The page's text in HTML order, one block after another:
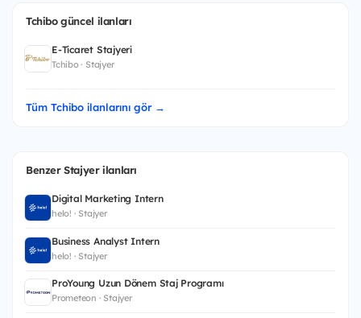
Tchibo güncel ilanları
E-Ticaret Stajyeri
Tchibo · Stajyer
Tüm Tchibo ilanlarını gör →
Benzer Stajyer ilanları
Digital Marketing Intern
helo! · Stajyer
Business Analyst Intern
helo! · Stajyer
ProYoung Uzun Dönem Staj Programı
Prometeon · Stajyer